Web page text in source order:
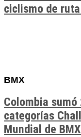
ciclismo de
BMX
Colombia
categorías
Mundial de